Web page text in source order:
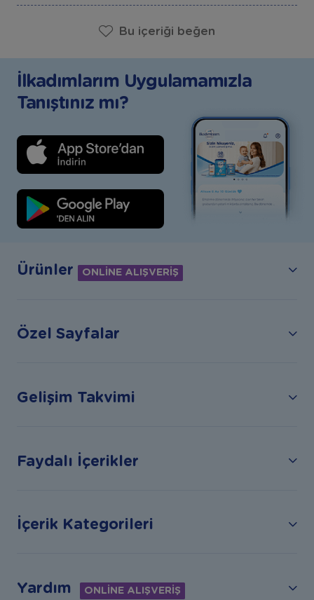
Bu içeriği beğen
İlkadımlarım Uygulamamızla
Tanıştınız mı?
Ürünler ONLİNE ALIŞVERİŞ
Özel Sayfalar
Gelişim Takvimi
Faydalı İçerikler
İçerik Kategorileri
Yardım ONLİNE ALIŞVERİŞ